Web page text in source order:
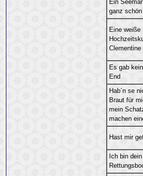
Ein
ganz
Eine weiße
Clementine
Es gab
End
Hab´n se
Braut für
mein
machen
Hast mir
Ich bin dein